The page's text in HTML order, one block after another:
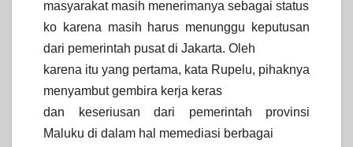
masyarakat masih menerimanya sebagai status
ko karena masih harus menunggu keputusan
dari pemerintah pusat di Jakarta. Oleh
karena itu yang pertama, kata Rupelu, pihaknya
menyambut gembira kerja keras
dan keseriusan dari pemerintah provinsi
Maluku di dalam hal memediasi berbagai